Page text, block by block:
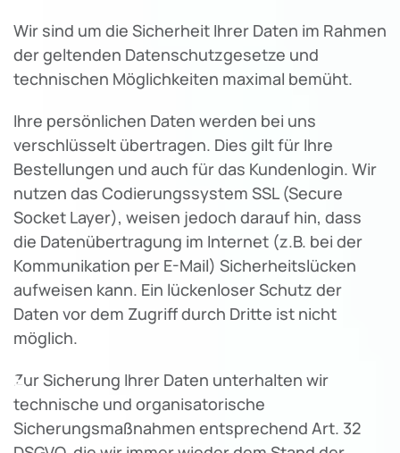
Wir sind um die Sicherheit Ihrer Daten im Rahmen
der geltenden Datenschutzgesetze und
technischen Möglichkeiten maximal bemüht.
Ihre persönlichen Daten werden bei uns
verschlüsselt übertragen. Dies gilt für Ihre
Bestellungen und auch für das Kundenlogin. Wir
nutzen das Codierungssystem SSL (Secure
Socket Layer), weisen jedoch darauf hin, dass
die Datenübertragung im Internet (z.B. bei der
Kommunikation per E-Mail) Sicherheitslücken
aufweisen kann. Ein lückenloser Schutz der
Daten vor dem Zugriff durch Dritte ist nicht
möglich.
Zur Sicherung Ihrer Daten unterhalten wir
technische und organisatorische
Sicherungsmaßnahmen entsprechend Art. 32